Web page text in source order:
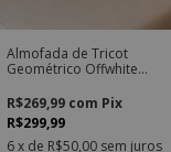
Almofada de Tricot
Geométrico Offwhite
R$299,99
R$269,99 com Pix
6 x de R$50,00 sem juros